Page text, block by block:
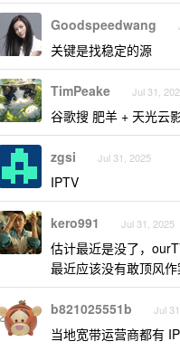
Goodspeedwang
关键是找稳定的源
TimPeake Jul 31,
谷歌搜 肥羊 + 天光云
zgsi Jul 31, 2025
IPTV
kero991 Jul 31, 2025
估计最近是没了，
最近应该没有敢顶风
b821025551b Jul
当地宽带运营商都有